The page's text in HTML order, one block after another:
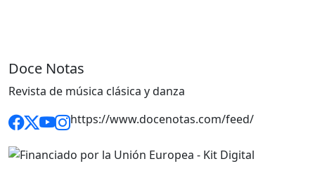
Doce Notas
Revista de música clásica y danza
https://www.docenotas.com/feed/